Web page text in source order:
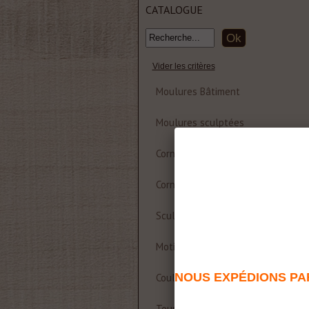
CATALOGUE
Vider les critères
Moulures Bâtiment
Moulures sculptées
Corniche et rosace polyuréthane
Corniches Bois
Sculptures
Motifs décoratifs Bois & Résine
Coulisses de table
NOUS EXPÉDIONS